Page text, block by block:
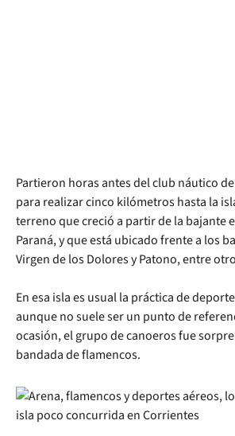
Partieron horas antes del club náutico
para realizar cinco kilómetros hasta la
terreno que creció a partir de la bajante
Paraná, y que está ubicado frente a los
Virgen de los Dolores y Patono, entre
En esa isla es usual la práctica de
aunque no suele ser un punto de
ocasión, el grupo de canoeros fue
bandada de flamencos.